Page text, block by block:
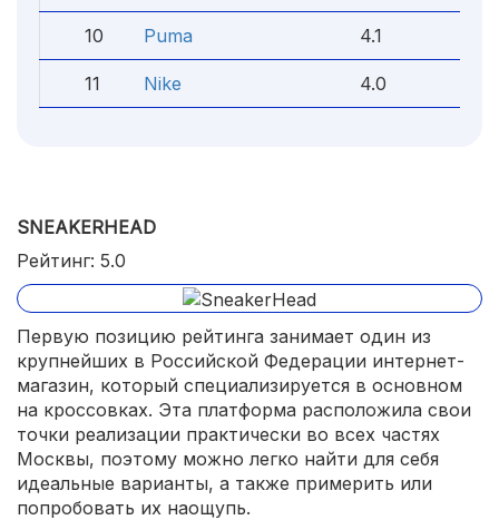
10 Puma 4.1
11 Nike 4.0
SNEAKERHEAD
Рейтинг: 5.0
Первую позицию рейтинга занимает один из
крупнейших в Российской Федерации интернет-
магазин, который специализируется в основном
на кроссовках. Эта платформа расположила свои
точки реализации практически во всех частях
Москвы, поэтому можно легко найти для себя
идеальные варианты, а также примерить или
попробовать их наощупь.